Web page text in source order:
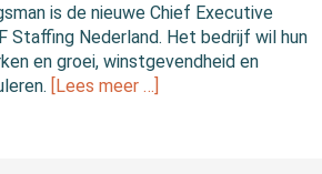
is de nieuwe Chief Executive
Staffing Nederland. Het bedrijf wil hun
en groei, winstgevendheid en
[Lees meer …]